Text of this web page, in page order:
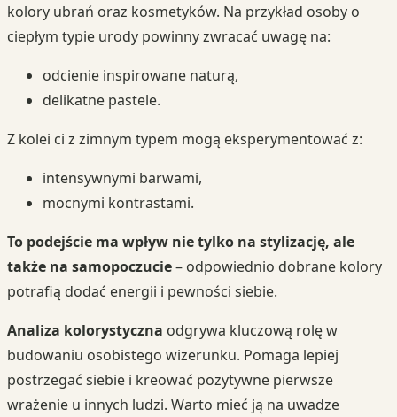
kolory ubrań oraz kosmetyków. Na przykład osoby o
ciepłym typie urody powinny zwracać uwagę na:
odcienie inspirowane naturą,
delikatne pastele.
Z kolei ci z zimnym typem mogą eksperymentować z:
intensywnymi barwami,
mocnymi kontrastami.
To podejście ma wpływ nie tylko na stylizację, ale
także na samopoczucie– odpowiednio dobrane kolory
potrafią dodać energii i pewności siebie.
Analiza kolorystyczna odgrywa kluczową rolę w
budowaniu osobistego wizerunku. Pomaga lepiej
postrzegać siebie i kreować pozytywne pierwsze
wrażenie u innych ludzi. Warto mieć ją na uwadze